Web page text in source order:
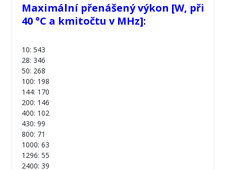
Maximální přenášený výkon [W, při
40 °C a kmitočtu v MHz]:
10: 543
28: 346
50: 268
100: 198
144: 170
200: 146
400: 102
430: 99
800: 71
1000: 63
1296: 55
2400: 39